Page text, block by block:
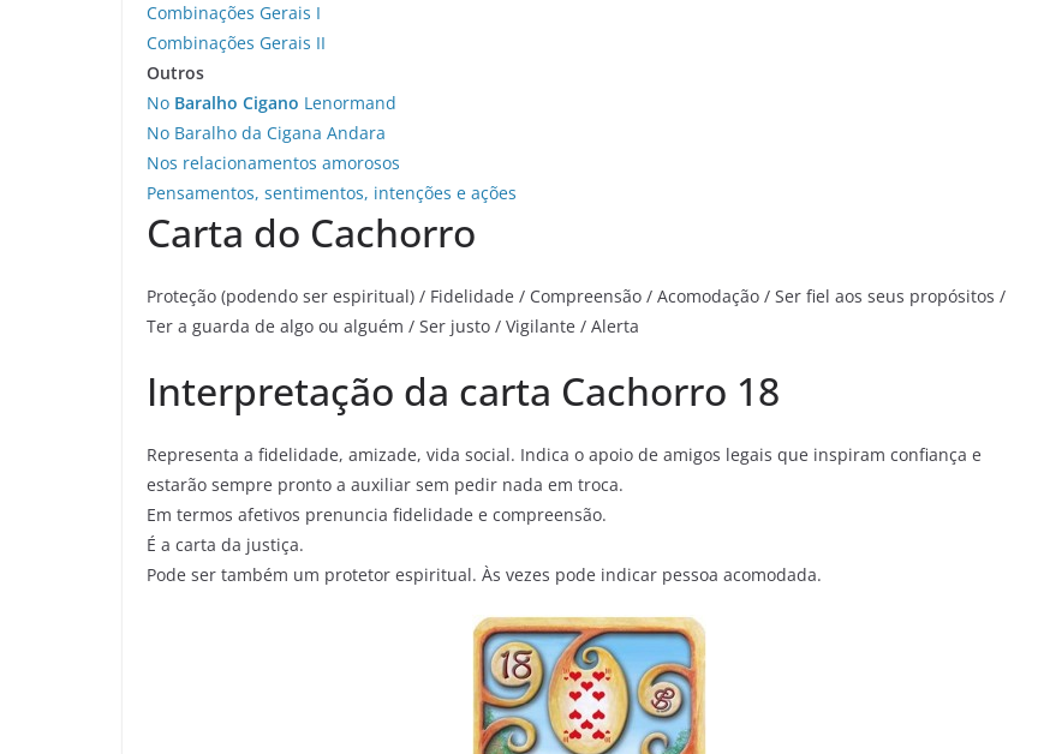
Combinações Gerais I
Combinações Gerais II
Outros
No Baralho Cigano Lenormand
No Baralho da Cigana Andara
Nos relacionamentos amorosos
Pensamentos, sentimentos, intenções e ações
Carta do Cachorro
Proteção (podendo ser espiritual) / Fidelidade / Compreensão / Acomodação / Ser fiel aos seus propósitos /
Ter a guarda de algo ou alguém / Ser justo / Vigilante / Alerta
Interpretação da carta Cachorro 18
Representa a fidelidade, amizade, vida social. Indica o apoio de amigos legais que inspiram confiança e
estarão sempre pronto a auxiliar sem pedir nada em troca.
Em termos afetivos prenuncia fidelidade e compreensão.
É a carta da justiça.
Pode ser também um protetor espiritual. Às vezes pode indicar pessoa acomodada.